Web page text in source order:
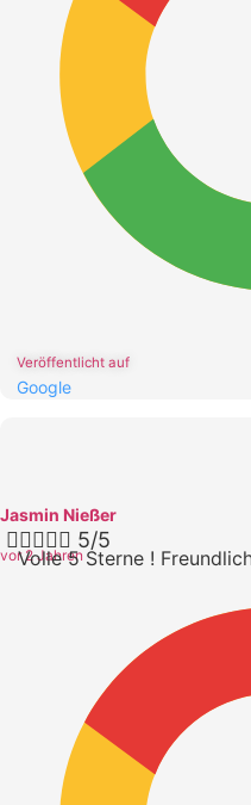
Veröffentlicht auf
Google
Jasmin Nießer
vor 2 Jahren
 5/5
Volle 5 Sterne !